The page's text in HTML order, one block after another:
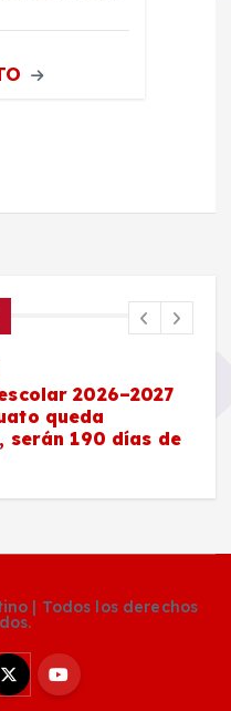
2026–2027
queda
serán 190 días de
| Todos los derechos